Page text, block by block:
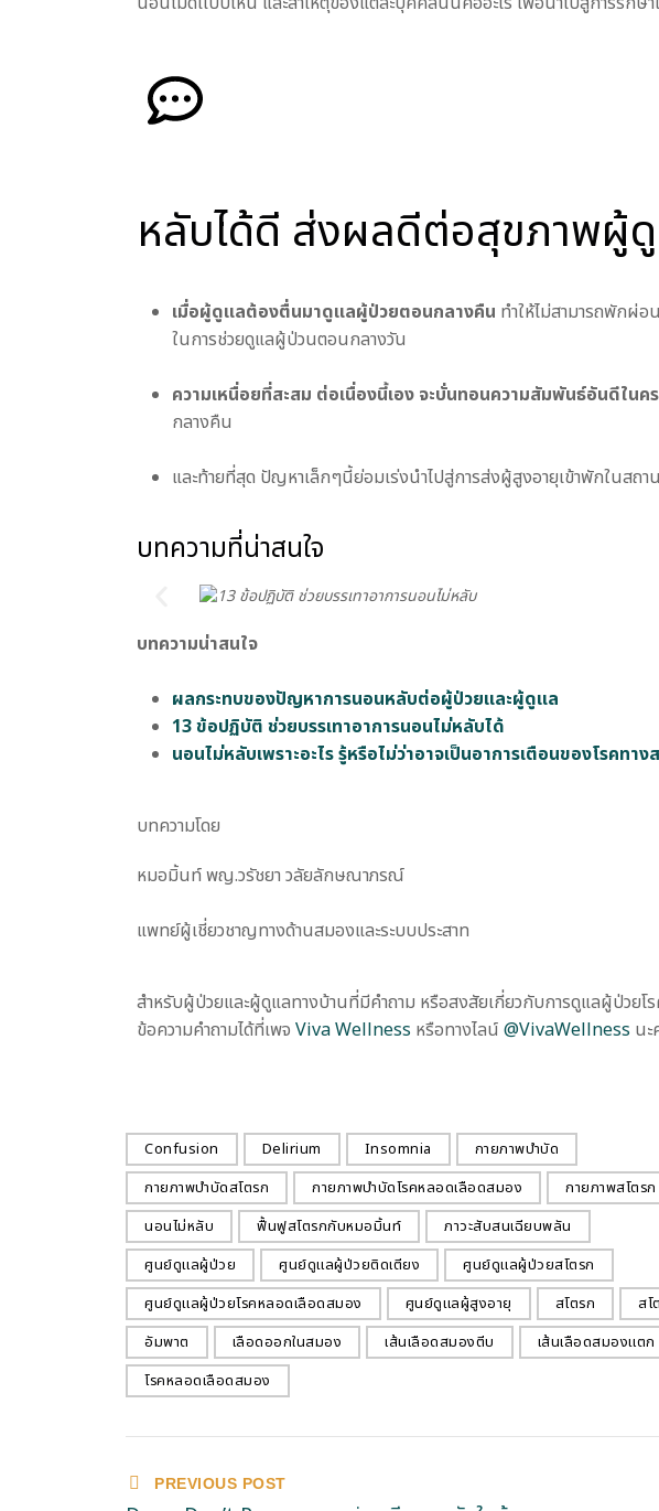
หลับได้ดี ส่งผลดีต่อสุขภาพผู้
เมื่อผู้ดูแลต้องตื่นมาดูแลผู้ป่วยตอนกลางคืน ทำให้ไม่สามารถพักผ่
ในการช่วยดูแลผู้ป่วนตอนกลางวัน
ความเหนื่อยที่สะสม ต่อเนื่องนี้เอง จะบั่นทอนความสัมพันธ์อันดีในค
กลางคืน
และท้ายที่สุด ปัญหาเล็กๆนี้ย่อมเร่งนำไปสู่การส่งผู้สูงอายุเข้าพักในสถ
บทความที่น่าสนใจ
บทความน่าสนใจ
ผลกระทบของปัญหาการนอนหลับต่อผู้ป่วยและผู้ดูแล
13 ข้อปฏิบัติ ช่วยบรรเทาอาการนอนไม่หลับได้
นอนไม่หลับเพราะอะไร รู้หรือไม่ว่าอาจเป็นอาการเตือนของโรคทาง
บทความโดย
หมอมิ้นท์ พญ.วรัชยา วลัยลักษณาภรณ์
แพทย์ผู้เชี่ยวชาญทางด้านสมองและระบบประสาท
สำหรับผู้ป่วยและผู้ดูแลทางบ้านที่มีคำถาม หรือสงสัยเกี่ยวกับการดูแลผู้ป่วย
ข้อความคำถามได้ที่เพจ Viva Wellness หรือทางไลน์ @VivaWellness น
Confusion Delirium Insomnia
กายภาพบำบัด
กายภาพบำบัดสโตรก
กายภาพบำบัดโรคหลอดเลือดสมอง
กายภาพสโตรก
นอนไม่หลับ
ฟื้นฟูสโตรกกับหมอมิ้นท์
ภาวะสับสนเฉียบพลัน
ศูนย์ดูแลผู้ป่วย
ศูนย์ดูแลผู้ป่วยติดเตียง
ศูนย์ดูแลผู้ป่วยสโตรก
ศูนย์ดูแลผู้ป่วยโรคหลอดเลือดสมอง
ศูนย์ดูแลผู้สูงอายุ สโตรก
สโ
อัมพาต
เลือดออกในสมอง เส้นเลือดสมองตีบ
เส้นเลือดสมองแตก
โรคหลอดเลือดสมอง
PREVIOUS POST